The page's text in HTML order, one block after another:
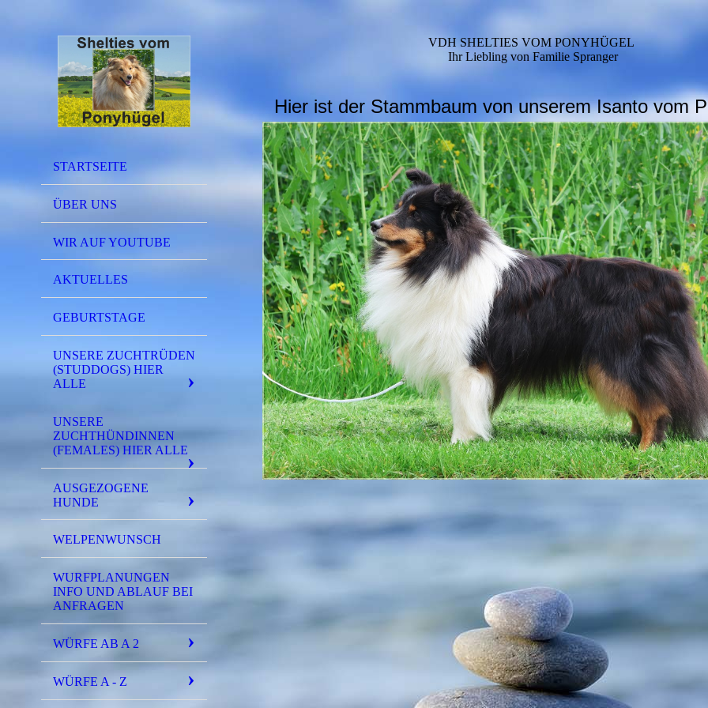
STARTSEITE
ÜBER UNS
WIR AUF YOUTUBE
AKTUELLES
GEBURTSTAGE
UNSERE ZUCHTRÜDEN
(STUDDOGS) HIER
ALLE
UNSERE
ZUCHTHÜNDINNEN
(FEMALES) HIER ALLE
AUSGEZOGENE
HUNDE
WELPENWUNSCH
WURFPLANUNGEN
INFO UND ABLAUF BEI
ANFRAGEN
WÜRFE AB A 2
WÜRFE A - Z
VDH SHELTIES VOM PONYHÜGEL
Ihr Liebling von Familie Spranger
Hier ist der Stammbaum von unserem Isanto vom